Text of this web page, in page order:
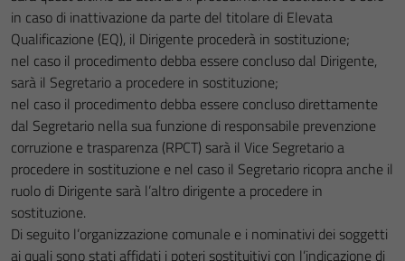
in caso di inattivazione da parte del titolare di Elevata
Qualificazione (EQ), il Dirigente procederà in sostituzione;
nel caso il procedimento debba essere concluso dal Dirigente,
sarà il Segretario a procedere in sostituzione;
nel caso il procedimento debba essere concluso direttamente
dal Segretario nella sua funzione di responsabile prevenzione
corruzione e trasparenza (RPCT) sarà il Vice Segretario a
procedere in sostituzione e nel caso il Segretario ricopra anche il
ruolo di Dirigente sarà l’altro dirigente a procedere in
sostituzione.
Di seguito l’organizzazione comunale e i nominativi dei soggetti
ai quali sono stati affidati i poteri sostituitivi con l’indicazione di